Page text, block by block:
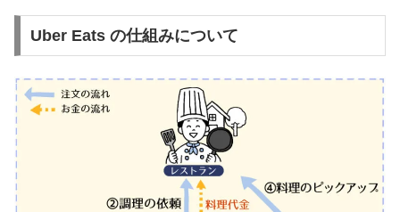
Uber Eats の仕組みについて